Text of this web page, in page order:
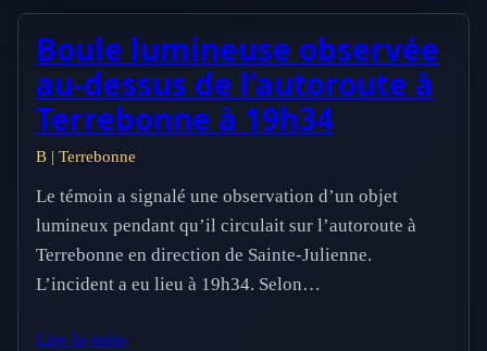
Boule lumineuse observée
au-dessus de l’autoroute à
Terrebonne à 19h34
B | Terrebonne
Le témoin a signalé une observation d’un objet
lumineux pendant qu’il circulait sur l’autoroute à
Terrebonne en direction de Sainte-Julienne.
L’incident a eu lieu à 19h34. Selon…
Lire la suite